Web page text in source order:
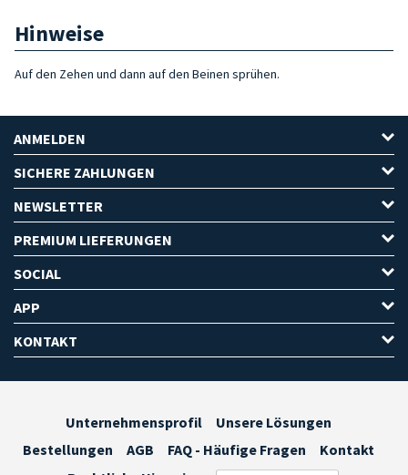
Hinweise
Auf den Zehen und dann auf den Beinen sprühen.
ANMELDEN
SICHERE ZAHLUNGEN
NEWSLETTER
PREMIUM LIEFERUNGEN
SOCIAL
APP
KONTAKT
Unternehmensprofil
Unsere Lösungen
Bestellungen
AGB FAQ - Häufige Fragen
Kontakt